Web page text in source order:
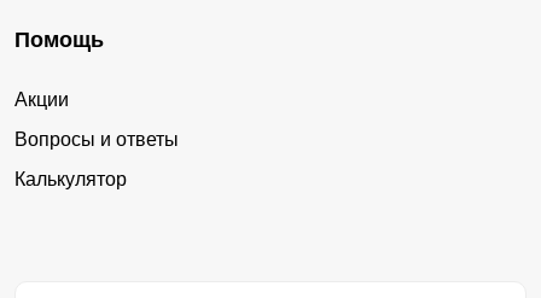
Помощь
Акции
Вопросы и ответы
Калькулятор